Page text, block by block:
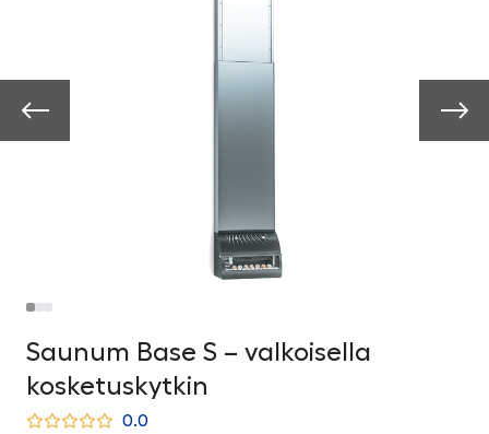
Saunum Base S – valkoisella
kosketuskytkin
0.0